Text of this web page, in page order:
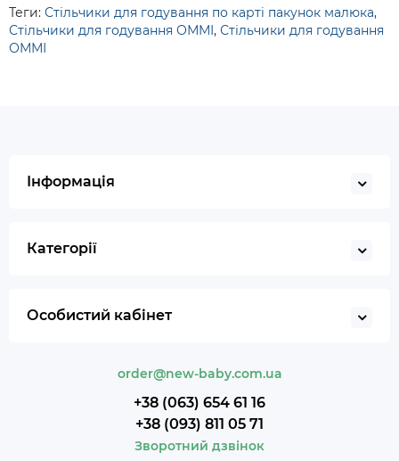
Теги: Стільчики для годування по карті пакунок малюка,
Стільчики для годування ОММІ, Стільчики для годування
ОММІ
Інформація
Категорії
Особистий кабінет
order@new-baby.com.ua
+38 (063) 654 61 16
+38 (093) 811 05 71
Зворотний дзвінок